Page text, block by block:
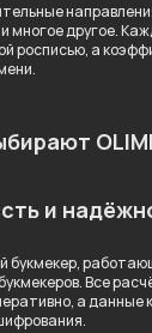
многое другое.
росписью, а
и
букмекер,
Все
а данные